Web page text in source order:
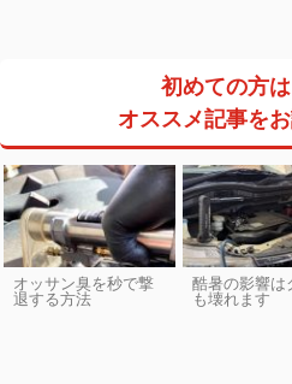
初めての方
オススメ記事を
オッサン臭を秒で撃
退する方法
酷暑の影響は
も壊れます